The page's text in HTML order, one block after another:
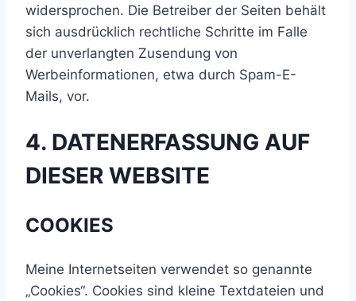
widersprochen. Die Betreiber der Seiten behält
sich ausdrücklich rechtliche Schritte im Falle
der unverlangten Zusendung von
Werbeinformationen, etwa durch Spam-E-
Mails, vor.
4. DATENERFASSUNG AUF
DIESER WEBSITE
COOKIES
Meine Internetseiten verwendet so genannte
„Cookies“. Cookies sind kleine Textdateien und